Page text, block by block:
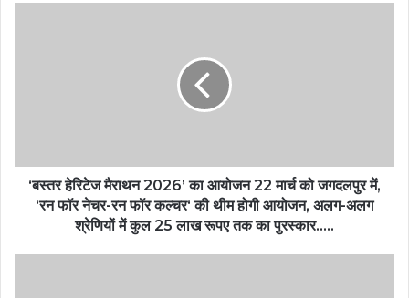
‘बस्तर हेरिटेज मैराथन 2026’ का आयोजन 22 मार्च को जगदलपुर में,
‘रन फॉर नेचर-रन फॉर कल्चर‘ की थीम होगी आयोजन, अलग-अलग
श्रेणियों में कुल 25 लाख रूपए तक का पुरस्कार…..